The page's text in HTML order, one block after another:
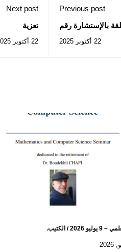
Previous post
بالإستشارة رقم
22 أكتوبر 2025
Next post
تعزية
22 أكتوبر 2025
2026 / الكتيب.